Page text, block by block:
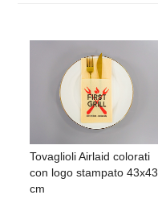
Tovaglioli Airlaid colorati
con logo stampato 43x43
cm